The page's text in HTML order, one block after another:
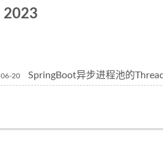
2023
06-20 SpringBoot异步进程池的